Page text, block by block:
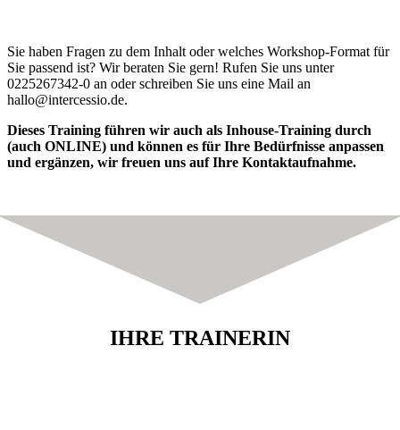
Sie haben Fragen zu dem Inhalt oder welches Workshop-Format für
Sie passend ist? Wir beraten Sie gern! Rufen Sie uns unter
0225267342-0 an oder schreiben Sie uns eine Mail an
hallo@intercessio.de.
Dieses Training führen wir auch als Inhouse-Training durch
(auch ONLINE) und können es für Ihre Bedürfnisse anpassen
und ergänzen, wir freuen uns auf Ihre Kontaktaufnahme.
IHRE TRAINERIN